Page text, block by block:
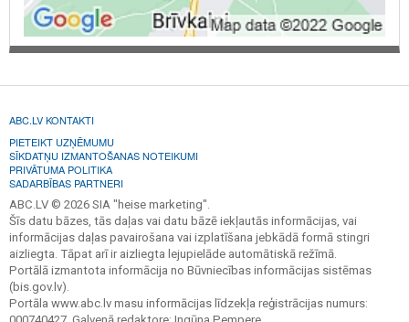
ABC.LV KONTAKTI
PIETEIKT UZŅĒMUMU
SĪKDATŅU IZMANTOŠANAS NOTEIKUMI
PRIVĀTUMA POLITIKA
SADARBĪBAS PARTNERI
ABC.LV © 2026 SIA "heise marketing".
Šīs datu bāzes, tās daļas vai datu bāzē iekļautās informācijas, vai
informācijas daļas pavairošana vai izplatīšana jebkādā formā stingri
aizliegta. Tāpat arī ir aizliegta lejupielāde automātiskā režīmā.
Portālā izmantota informācija no Būvniecības informācijas sistēmas
(bis.gov.lv).
Portāla www.abc.lv masu informācijas līdzekļa reģistrācijas numurs: